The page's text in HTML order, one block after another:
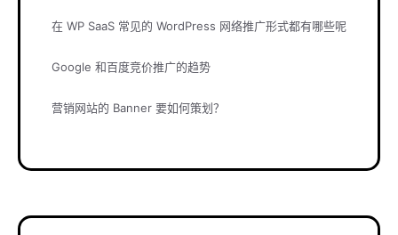
在 WP SaaS 常见的 WordPress 网络推广形式都有哪些呢
Google 和百度竞价推广的趋势
营销网站的 Banner 要如何策划？